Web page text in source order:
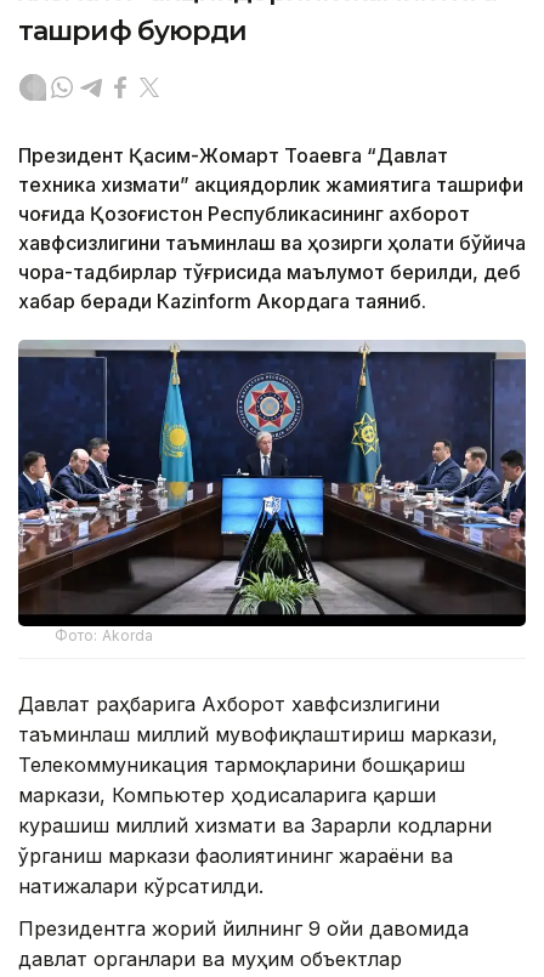
ташриф буюрди
Президент Қасим-Жомарт Тоқаевга “Давлат
техника хизмати” акциядорлик жамиятига ташрифи
чоғида Қозоғистон Республикасининг ахборот
хавфсизлигини таъминлаш ва ҳозирги ҳолати бўйича
чора-тадбирлар тўғрисида маълумот берилди, деб
хабар беради Каzinform Акордага таяниб.
Фото: Akorda
Давлат раҳбарига Ахборот хавфсизлигини
таъминлаш миллий мувофиқлаштириш маркази,
Телекоммуникация тармоқларини бошқариш
маркази, Компьютер ҳодисаларига қарши
курашиш миллий хизмати ва Зарарли кодларни
ўрганиш маркази фаолиятининг жараёни ва
натижалари кўрсатилди.
Президентга жорий йилнинг 9 ойи давомида
давлат органлари ва муҳим объектлар